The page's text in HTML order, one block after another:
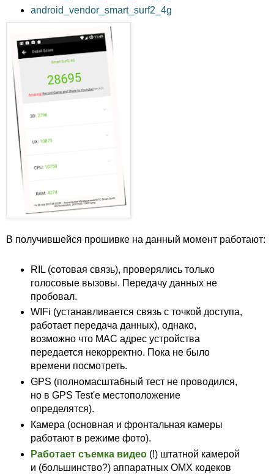
android_vendor_smart_surf2_4g
В получившейся прошивке на данный момент работают:
RIL (сотовая связь), проверялись только
голосовые вызовы. Передачу данных не
пробовал.
WIFi (устанавливается связь с точкой доступа,
работает передача данных), однако,
возможно что MAC адрес устройства
передается некорректно. Пока не было
времени посмотреть.
GPS (полномасштабный тест не проводился,
но в GPS Test'е местоположение
определятся).
Камера (основная и фронтальная камеры
работают в режиме фото).
Работает съемка видео(!) штатной камерой
и (большинство?) аппаратных OMX кодеков